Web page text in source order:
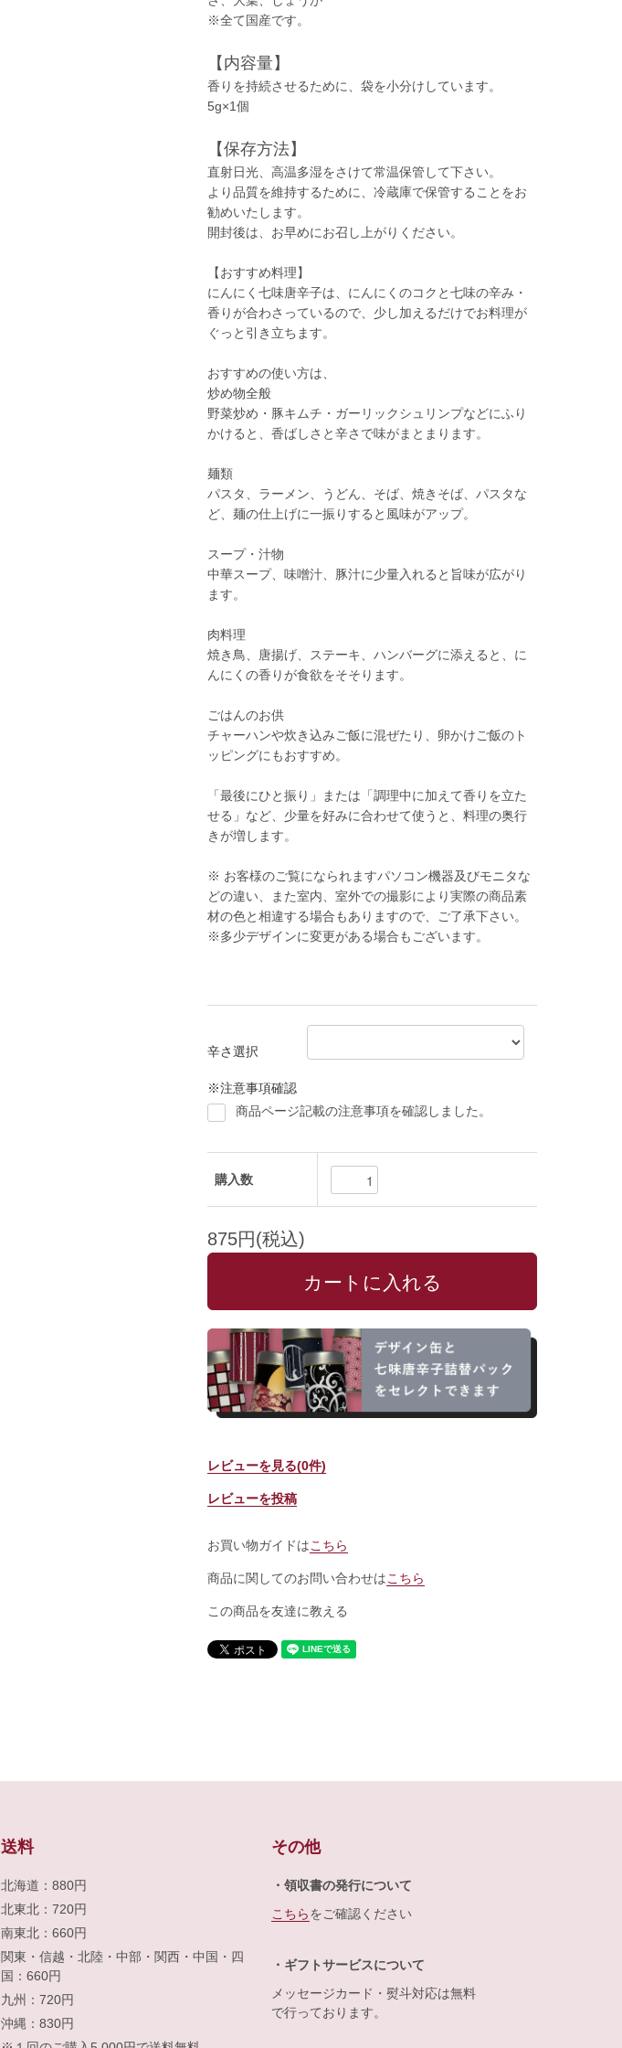
※全て国産です。
【内容量】
香りを持続させるために、袋を小分けしています。
5g×1個
【保存方法】
直射日光、高温多湿をさけて常温保管して下さい。
より品質を維持するために、冷蔵庫で保管することをお
勧めいたします。
開封後は、お早めにお召し上がりください。
【おすすめ料理】
にんにく七味唐辛子は、にんにくのコクと七味の辛み・
香りが合わさっているので、少し加えるだけでお料理が
ぐっと引き立ちます。
おすすめの使い方は、
炒め物全般
野菜炒め・豚キムチ・ガーリックシュリンプなどにふり
かけると、香ばしさと辛さで味がまとまります。
麺類
パスタ、ラーメン、うどん、そば、焼きそば、パスタな
ど、麺の仕上げに一振りすると風味がアップ。
スープ・汁物
中華スープ、味噌汁、豚汁に少量入れると旨味が広がり
ます。
肉料理
焼き鳥、唐揚げ、ステーキ、ハンバーグに添えると、に
んにくの香りが食欲をそそります。
ごはんのお供
チャーハンや炊き込みご飯に混ぜたり、卵かけご飯のト
ッピングにもおすすめ。
「最後にひと振り」または「調理中に加えて香りを立た
せる」など、少量を好みに合わせて使うと、料理の奥行
きが増します。
※ お客様のご覧になられますパソコン機器及びモニタな
どの違い、また室内、室外での撮影により実際の商品素
材の色と相違する場合もありますので、ご了承下さい。
※多少デザインに変更がある場合もございます。
辛さ選択
※注意事項確認
商品ページ記載の注意事項を確認しました。
購入数
875円(税込)
レビューを見る(0件)
レビューを投稿
お買い物ガイドはこちら
商品に関してのお問い合わせはこちら
この商品を友達に教える
送料
北海道：880円
北東北：720円
南東北：660円
関東・信越・北陸・中部・関西・中国・四
国：660円
九州：720円
沖縄：830円
その他
・領収書の発行について
こちらをご確認ください
・ギフトサービスについて
メッセージカード・熨斗対応は無料
で行っております。